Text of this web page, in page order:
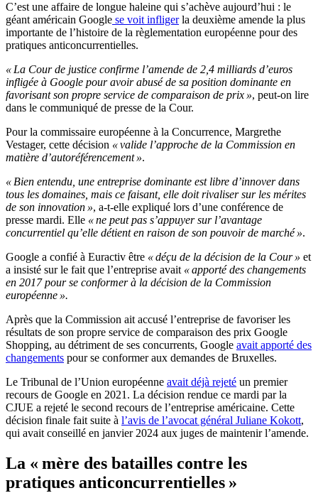
C’est une affaire de longue haleine qui s’achève aujourd’hui : le
géant américain Google se voit infligerla deuxième amende la plus
importante de l’histoire de la règlementation européenne pour des
pratiques anticoncurrentielles.
« La Cour de justice confirme l’amende de 2,4 milliards d’euros
infligée à Google pour avoir abusé de sa position dominante en
favorisant son propre service de comparaison de prix », peut-on lire
dans le communiqué de presse de la Cour.
Pour la commissaire européenne à la Concurrence, Margrethe
Vestager, cette décision « valide l’approche de la Commission en
matière d’autoréférencement ».
« Bien entendu, une entreprise dominante est libre d’innover dans
tous les domaines, mais ce faisant, elle doit rivaliser sur les mérites
de son innovation », a-t-elle expliqué lors d’une conférence de
presse mardi. Elle « ne peut pas s’appuyer sur l’avantage
concurrentiel qu’elle détient en raison de son pouvoir de marché ».
Google a confié à Euractiv être « déçu de la décision de la Cour » et
a insisté sur le fait que l’entreprise avait « apporté des changements
en 2017 pour se conformer à la décision de la Commission
européenne ».
Après que la Commission ait accusé l’entreprise de favoriser les
résultats de son propre service de comparaison des prix Google
Shopping, au détriment de ses concurrents, Google avait apporté des
changements pour se conformer aux demandes de Bruxelles.
Le Tribunal de l’Union européenne avait déjà rejeté un premier
recours de Google en 2021. La décision rendue ce mardi par la
CJUE a rejeté le second recours de l’entreprise américaine. Cette
décision finale fait suite à l’avis de l’avocat général Juliane Kokott,
qui avait conseillé en janvier 2024 aux juges de maintenir l’amende.
La « mère des batailles contre les
pratiques anticoncurrentielles »